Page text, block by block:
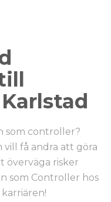
som controller?
vill få andra att göra
överväga risker
som Controller hos